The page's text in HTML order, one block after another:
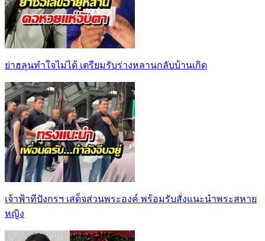
ย่าฮลุนทำใจไม่ได้ เตรียมรับร่างหลานกลับบ้านเกิด
เจ้าฟ้าทีปังกรฯ เสด็จส่วนพระองค์ พร้อมรับสั่งแนะนำพระสหาย
หญิง